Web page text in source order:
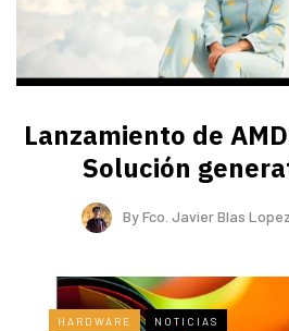
Lanzamiento de
Solución
ByFco. Javier Blas Lopez
HARDWARE NOTICIAS